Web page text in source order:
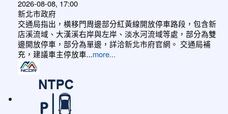
2026-08-08, 17:00
新北市政府
交通局指出，橫移門周邊部分紅黃線開放停車路段，包含新
店溪流域、大漢溪右岸與左岸、淡水河流域等處，部分為雙
邊開放停車，部分為單邊，詳洽新北市府官網。 交通局補
充，建議車主停放車...more...